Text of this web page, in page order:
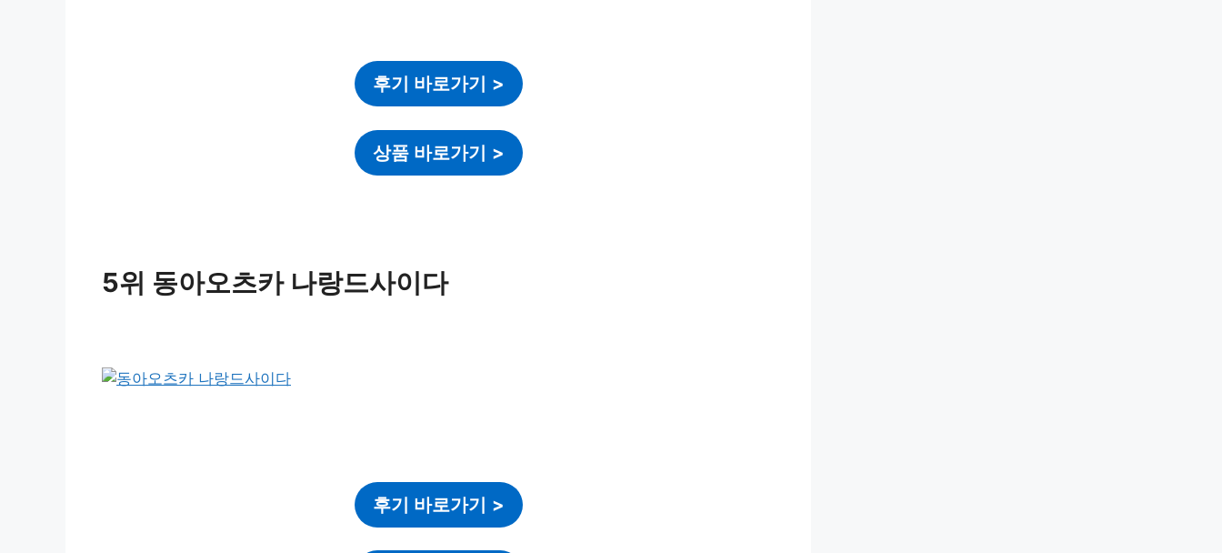
후기 바로가기 >
상품 바로가기 >
5위 동아오츠카 나랑드사이다
후기 바로가기 >